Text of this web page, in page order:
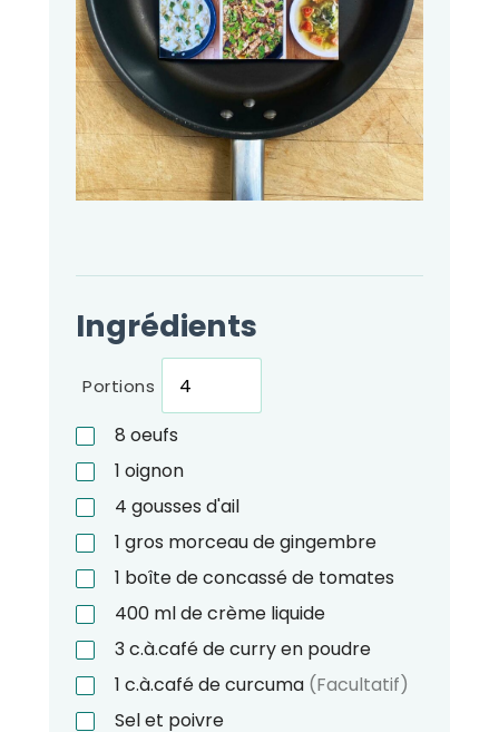
Ingrédients
Portions
8 oeufs
1 oignon
4 gousses d'ail
1 gros morceau de gingembre
1 boîte de concassé de tomates
400 mlde crème liquide
3c.à.caféde curry en poudre
1 c.à.caféde curcuma (Facultatif)
Sel et poivre